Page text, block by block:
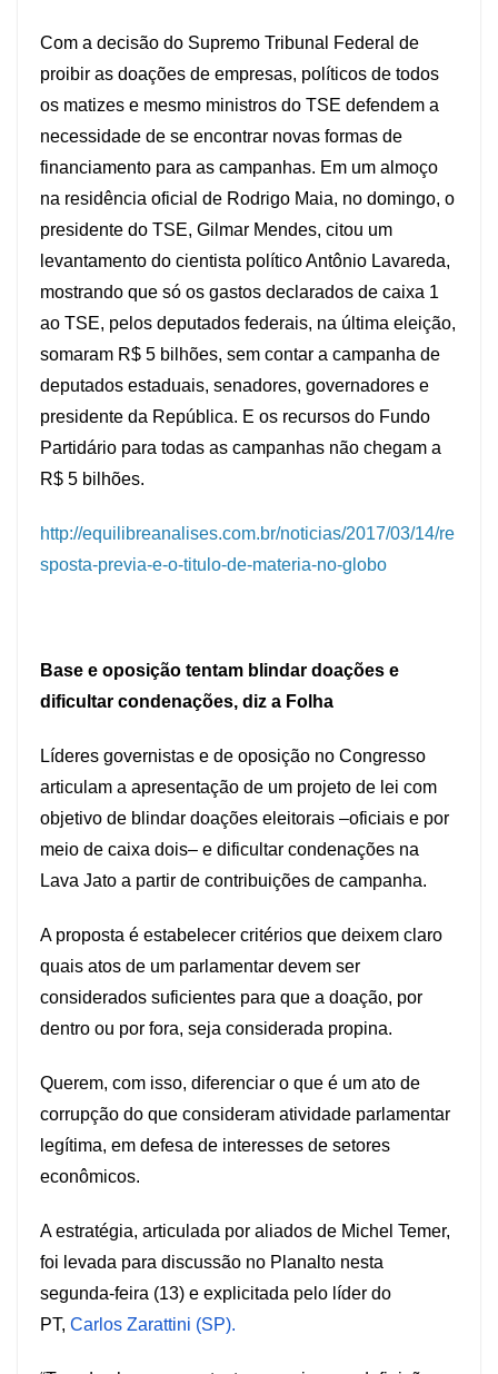
Com a decisão do Supremo Tribunal Federal de
proibir as doações de empresas, políticos de todos
os matizes e mesmo ministros do TSE defendem a
necessidade de se encontrar novas formas de
financiamento para as campanhas. Em um almoço
na residência oficial de Rodrigo Maia, no domingo, o
presidente do TSE, Gilmar Mendes, citou um
levantamento do cientista político Antônio Lavareda,
mostrando que só os gastos declarados de caixa 1
ao TSE, pelos deputados federais, na última eleição,
somaram R$ 5 bilhões, sem contar a campanha de
deputados estaduais, senadores, governadores e
presidente da República. E os recursos do Fundo
Partidário para todas as campanhas não chegam a
R$ 5 bilhões.
http://equilibreanalises.com.br/noticias/2017/03/14/re
sposta-previa-e-o-titulo-de-materia-no-globo
Base e oposição tentam blindar doações e
dificultar condenações, diz a Folha
Líderes governistas e de oposição no Congresso
articulam a apresentação de um projeto de lei com
objetivo de blindar doações eleitorais –oficiais e por
meio de caixa dois– e dificultar condenações na
Lava Jato a partir de contribuições de campanha.
A proposta é estabelecer critérios que deixem claro
quais atos de um parlamentar devem ser
considerados suficientes para que a doação, por
dentro ou por fora, seja considerada propina.
Querem, com isso, diferenciar o que é um ato de
corrupção do que consideram atividade parlamentar
legítima, em defesa de interesses de setores
econômicos.
A estratégia, articulada por aliados de Michel Temer,
foi levada para discussão no Planalto nesta
segunda-feira (13) e explicitada pelo líder do
PT, Carlos Zarattini (SP).